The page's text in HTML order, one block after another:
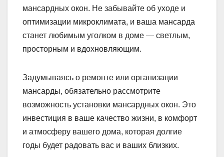
мансардных окон. Не забывайте об уходе и
оптимизации микроклимата, и ваша мансарда
станет любимым уголком в доме — светлым,
просторным и вдохновляющим.
Задумываясь о ремонте или организации
мансарды, обязательно рассмотрите
возможность установки мансардных окон. Это
инвестиция в ваше качество жизни, в комфорт
и атмосферу вашего дома, которая долгие
годы будет радовать вас и ваших близких.